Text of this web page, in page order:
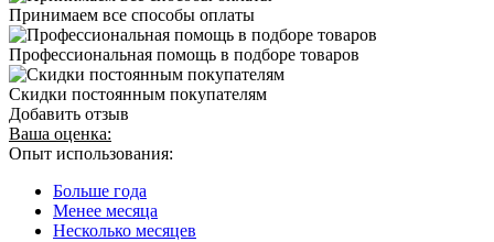
Принимаем все способы оплаты
Профессиональная помощь в подборе товаров
Скидки постоянным покупателям
Добавить отзыв
Ваша оценка:
Опыт использования:
Больше года
Менее месяца
Несколько месяцев